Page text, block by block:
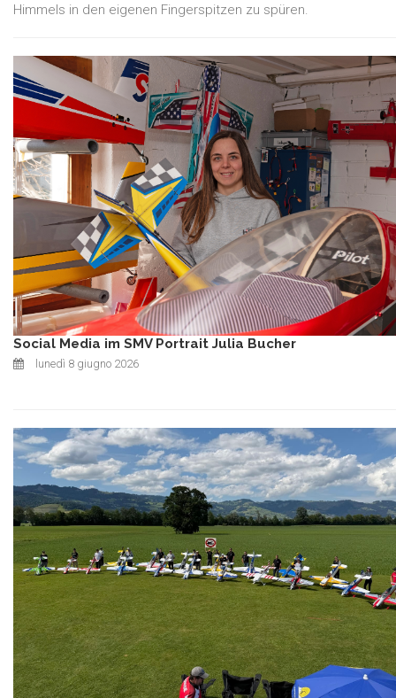
Himmels in den eigenen Fingerspitzen zu spüren.
Social Media im SMV Portrait Julia Bucher
lunedì 8 giugno 2026